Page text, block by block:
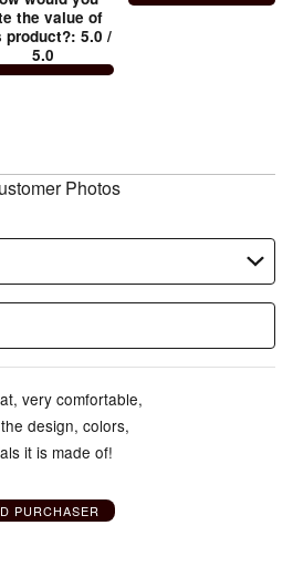
the value of
product?: 5.0 /
5.0
and
Photos
very comfortable,
design, colors,
it is made of!
PURCHASER